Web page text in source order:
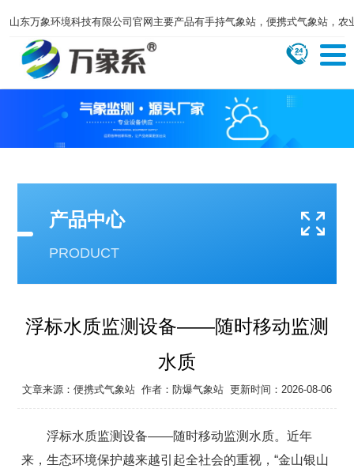
山东万象环境科技有限公司官网主要产品有手持气象站，便携式气象站，
产品中心
PRODUCT
浮标水质监测设备——随时移动监测
水质
文章来源： 便携式气象站 作者： 防爆气象站 更新时间：2026-08-06
浮标水质监测设备——随时移动监测水质。近年
来，生态环境保护越来越引起全社会的重视，“金山银山